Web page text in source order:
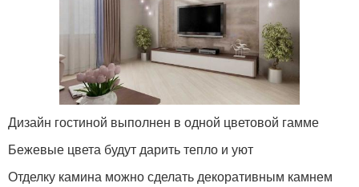
Дизайн гостиной выполнен в одной цветовой гамме
Бежевые цвета будут дарить тепло и уют
Отделку камина можно сделать декоративным камнем